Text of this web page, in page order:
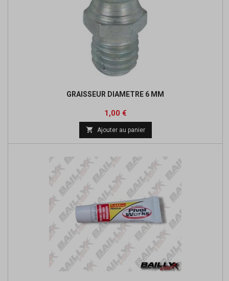
GRAISSEUR DIAMETRE 6 MM
Prix
1,00 €
 Ajouter au panier